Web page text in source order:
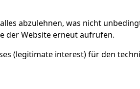
abzulehnen, was nicht
der Website erneut aufrufen.
(legitimate interest) für den
LIO BASE
LAGER(2 st)